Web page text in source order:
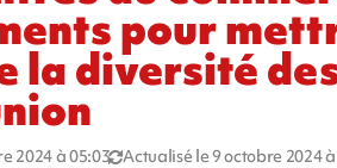
pour
la diversité
2024 à 05:03 Actualisé le 9 octobre 2024